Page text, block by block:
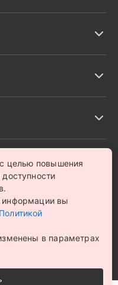
данных
и электроники
характер и не
целью повышения
информации вы
Политикой
в параметрах